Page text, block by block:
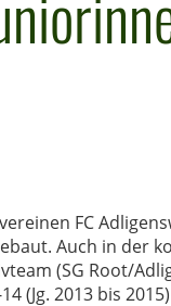
FC
Auch in der
(SG Root/
(Jg. 2013 bis 2015)